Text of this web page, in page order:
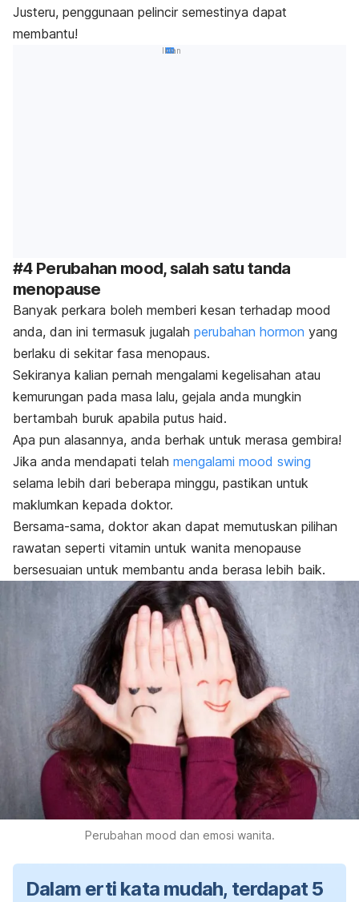
Justeru, penggunaan pelincir semestinya dapat
membantu!
Iklan
#4 Perubahan mood, salah satu tanda
menopause
Banyak perkara boleh memberi kesan terhadap mood
anda, dan ini termasuk jugalah perubahan hormon yang
berlaku di sekitar fasa menopaus.
Sekiranya kalian pernah mengalami kegelisahan atau
kemurungan pada masa lalu, gejala anda mungkin
bertambah buruk apabila putus haid.
Apa pun alasannya, anda berhak untuk merasa gembira!
Jika anda mendapati telah mengalami mood swing
selama lebih dari beberapa minggu, pastikan untuk
maklumkan kepada doktor.
Bersama-sama, doktor akan dapat memutuskan pilihan
rawatan seperti vitamin untuk wanita menopause
bersesuaian untuk membantu anda berasa lebih baik.
Perubahan mood dan emosi wanita.
Dalam erti kata mudah, terdapat 5